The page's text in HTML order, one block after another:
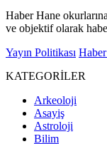
Haber Hane
ve objektif olarak
Yayın Politikası
KATEGORİLER
Arkeoloji
Asayiş
Astroloji
Bilim